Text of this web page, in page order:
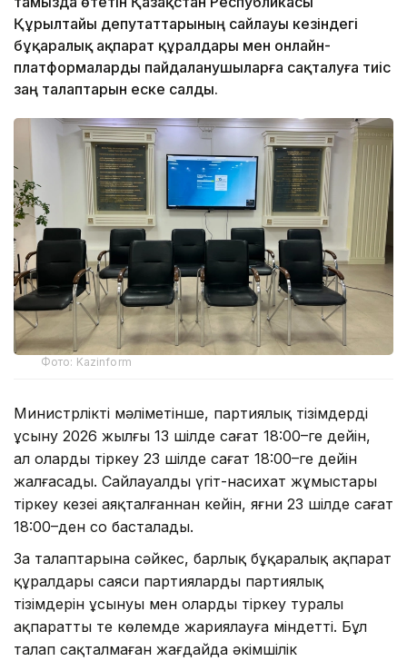
Құрылтайы депутаттарының сайлауы кезіндегі
бұқаралық ақпарат құралдары мен онлайн-
платформаларды пайдаланушыларға сақталуға тиіс
заң талаптарын еске салды.
Фото: Kazinform
Министрліктің мәліметінше, партиялық тізімдерді
ұсыну 2026 жылғы 13 шілде сағат 18:00–ге дейін,
ал оларды тіркеу 23 шілде сағат 18:00–ге дейін
жалғасады. Сайлауалды үгіт-насихат жұмыстары
тіркеу кезеңі аяқталғаннан кейін, яғни 23 шілде сағат
18:00–ден соң басталады.
Заң талаптарына сәйкес, барлық бұқаралық ақпарат
құралдары саяси партиялардың партиялық
тізімдерін ұсынуы мен оларды тіркеу туралы
ақпаратты тең көлемде жариялауға міндетті. Бұл
талап сақталмаған жағдайда әкімшілік